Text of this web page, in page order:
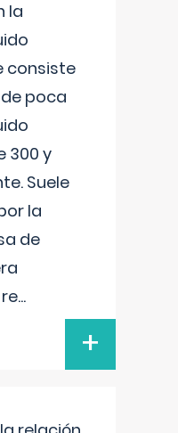
la
consiste
poca
300 y
Suele
la
de
...
+